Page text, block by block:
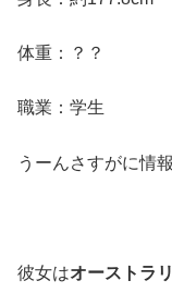
体重：？？
職業：学生
うーんさすがに情
彼女はオーストラ